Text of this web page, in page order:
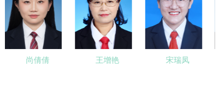
尚倩倩 王增艳 宋瑞凤